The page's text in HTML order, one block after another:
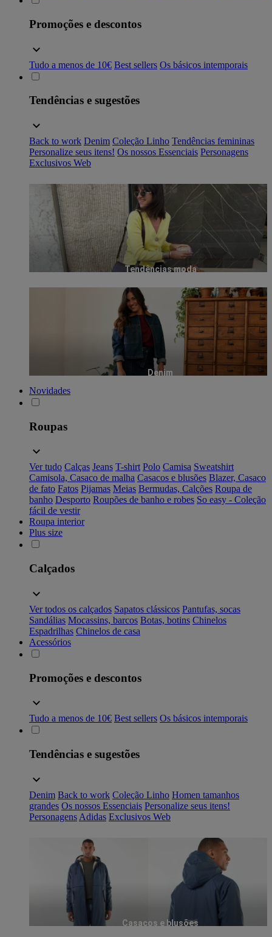
Promoções e descontos
Tudo a menos de 10€ Best sellers Os básicos intemporais
Tendências e sugestões
Back to work Denim Coleção Linho Tendências femininas
Personalize seus itens! Os nossos Essenciais Personagens
Exclusivos Web
Tendências moda
Denim
Novidades
Roupas
Ver tudo Calças Jeans T-shirt Polo Camisa Sweatshirt
Camisola, Casaco de malha Casacos e blusões Blazer, Casaco
de fato Fatos Pijamas Meias Bermudas, Calções Roupa de
banho Desporto Roupões de banho e robes So easy - Coleção
fácil de vestir
Roupa interior
Plus size
Calçados
Ver todos os calçados Sapatos clássicos Pantufas, socas
Sandálias Mocassins, barcos Botas, botins Chinelos
Espadrilhas Chinelos de casa
Acessórios
Promoções e descontos
Tudo a menos de 10€ Best sellers Os básicos intemporais
Tendências e sugestões
Denim Back to work Coleção Linho Homen tamanhos
grandes Os nossos Essenciais Personalize seus itens!
Personagens Adidas Exclusivos Web
Casacos e blusões